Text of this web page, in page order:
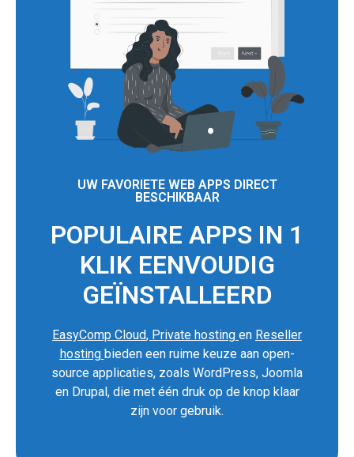
UW FAVORIETE WEB APPS DIRECT
BESCHIKBAAR
POPULAIRE APPS IN 1
KLIK EENVOUDIG
GEÏNSTALLEERD
EasyComp Cloud, Private hosting en Reseller
hosting bieden een ruime keuze aan open-
source applicaties, zoals WordPress, Joomla
en Drupal, die met één druk op de knop klaar
zijn voor gebruik.